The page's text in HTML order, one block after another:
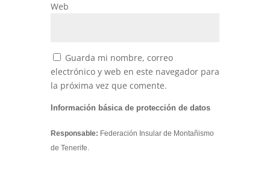
Web
Guarda mi nombre, correo
electrónico y web en este navegador para
la próxima vez que comente.
Información básica de protección de datos
Responsable: Federación Insular de Montañismo
de Tenerife.